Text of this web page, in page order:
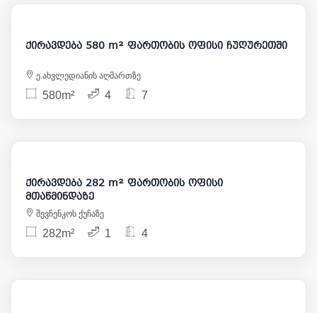
6 300
ქირავდება 580 m² ფართობის ოფისი ჩუღურეთში
ე.ახვლედიანის აღმართზე
580m² 4 7
5 500
ქირავდება 282 m² ფართობის ოფისი
მთაწმინდაზე
შევჩენკოს ქუჩაზე
282m² 1 4
175 000